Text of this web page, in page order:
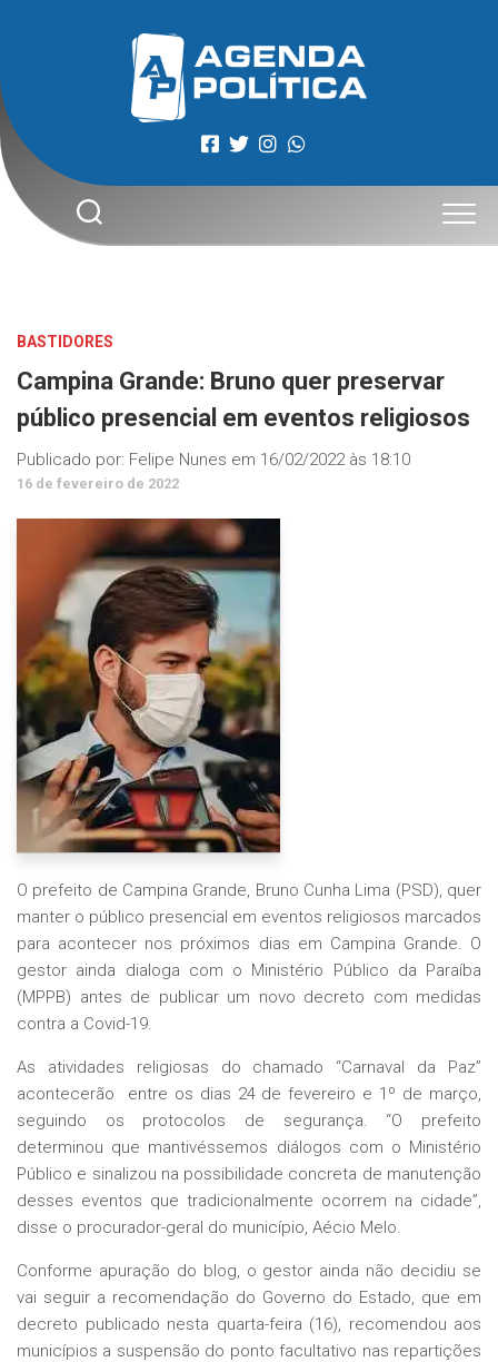
BASTIDORES
Campina Grande: Bruno quer preservar
público presencial em eventos religiosos
Publicado por: Felipe Nunes em 16/02/2022 às 18:10
16 de fevereiro de 2022
O prefeito de Campina Grande, Bruno Cunha Lima (PSD), quer
manter o público presencial em eventos religiosos marcados
para acontecer nos próximos dias em Campina Grande. O
gestor ainda dialoga com o Ministério Público da Paraíba
(MPPB) antes de publicar um novo decreto com medidas
contra a Covid-19.
As atividades religiosas do chamado “Carnaval da Paz”
acontecerão entre os dias 24 de fevereiro e 1º de março,
seguindo os protocolos de segurança. “O prefeito
determinou que mantivéssemos diálogos com o Ministério
Público e sinalizou na possibilidade concreta de manutenção
desses eventos que tradicionalmente ocorrem na cidade”,
disse o procurador-geral do município, Aécio Melo.
Conforme apuração do blog, o gestor ainda não decidiu se
vai seguir a recomendação do Governo do Estado, que em
decreto publicado nesta quarta-feira (16), recomendou aos
municípios a suspensão do ponto facultativo nas repartições